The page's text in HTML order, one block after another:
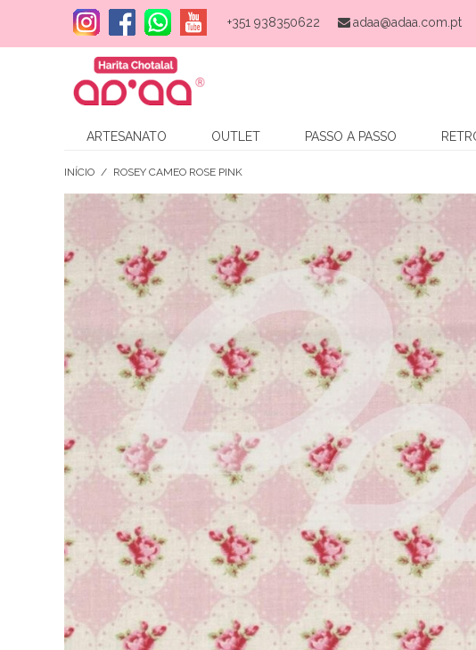
+351 938350622 adaa@adaa.com.pt
ARTESANATO OUTLET PASSO A PASSO
INÍCIO / ROSEY CAMEO ROSE PINK